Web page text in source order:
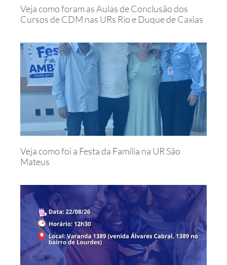
Veja como foram as Aulas de Conclusão dos
Cursos de CDM nas URs Rio e Duque de Caxias
Veja como foi a Festa da Família na UR São
Mateus